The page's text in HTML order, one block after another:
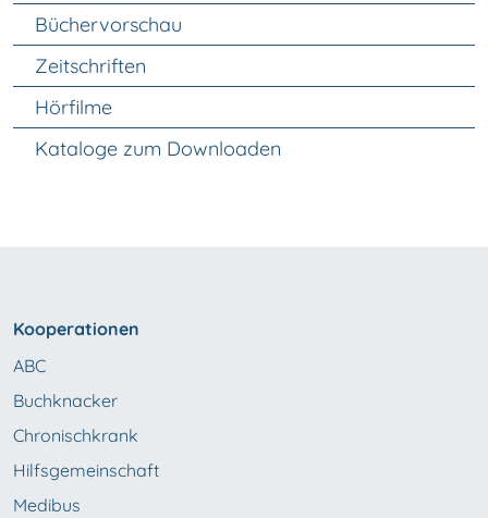
Unter Navigation
Büchervorschau
Zeitschriften
Hörfilme
Kataloge zum Downloaden
Kooperationen
ABC
Buchknacker
Chronischkrank
Hilfsgemeinschaft
Medibus